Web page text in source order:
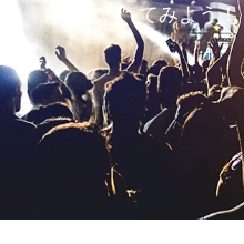
てみよう！